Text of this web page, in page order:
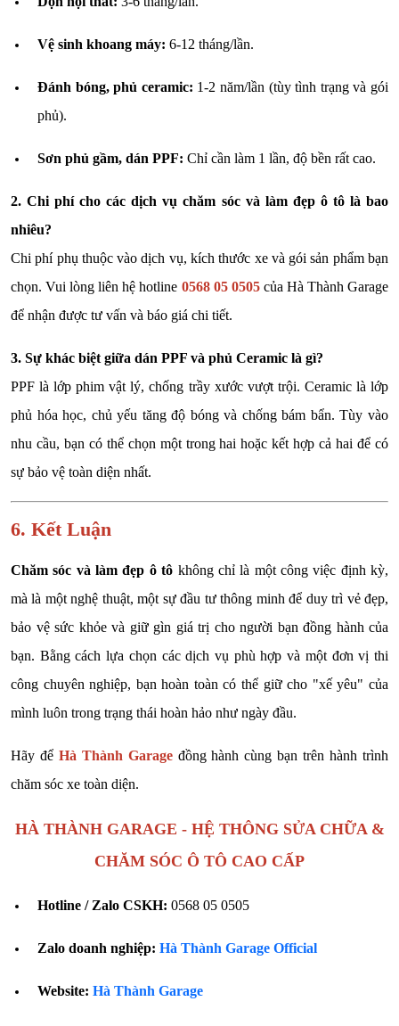
Vệ sinh khoang máy: 6-12 tháng/lần.
Đánh bóng, phủ ceramic: 1-2 năm/lần (tùy tình trạng và gói
phủ).
Sơn phủ gầm, dán PPF: Chỉ cần làm 1 lần, độ bền rất cao.
2. Chi phí cho các dịch vụ chăm sóc và làm đẹp ô tô là bao
nhiêu?
Chi phí phụ thuộc vào dịch vụ, kích thước xe và gói sản phẩm bạn
chọn. Vui lòng liên hệ hotline 0568 05 0505của Hà Thành Garage
để nhận được tư vấn và báo giá chi tiết.
3. Sự khác biệt giữa dán PPF và phủ Ceramic là gì?
PPF là lớp phim vật lý, chống trầy xước vượt trội. Ceramic là lớp
phủ hóa học, chủ yếu tăng độ bóng và chống bám bẩn. Tùy vào
nhu cầu, bạn có thể chọn một trong hai hoặc kết hợp cả hai để có
sự bảo vệ toàn diện nhất.
6. Kết Luận
Chăm sóc và làm đẹp ô tô không chỉ là một công việc định kỳ,
mà là một nghệ thuật, một sự đầu tư thông minh để duy trì vẻ đẹp,
bảo vệ sức khỏe và giữ gìn giá trị cho người bạn đồng hành của
bạn. Bằng cách lựa chọn các dịch vụ phù hợp và một đơn vị thi
công chuyên nghiệp, bạn hoàn toàn có thể giữ cho "xế yêu" của
mình luôn trong trạng thái hoàn hảo như ngày đầu.
Hãy để Hà Thành Garageđồng hành cùng bạn trên hành trình
chăm sóc xe toàn diện.
HÀ THÀNH GARAGE - HỆ THÔNG SỬA CHỮA &
CHĂM SÓC Ô TÔ CAO CẤP
Hotline / Zalo CSKH: 0568 05 0505
Zalo doanh nghiệp: Hà Thành Garage Official
Website: Hà Thành Garage